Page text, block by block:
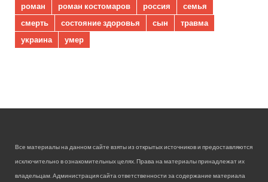
роман
роман костомаров россия
семья
смерть
состояние здоровья сын
травма
украина
умер
Все материалы на данном сайте взяты из открытых источников и предоставляются
исключительно в ознакомительных целях. Права на материалы принадлежат их
владельцам. Администрация сайта ответственности за содержание материала